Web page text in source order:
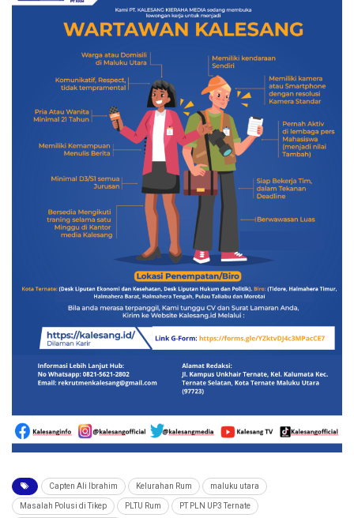
Capten Ali Ibrahim Kelurahan Rum maluku utara
Masalah Polusi di Tikep PLTU Rum PT PLN UP3 Ternate